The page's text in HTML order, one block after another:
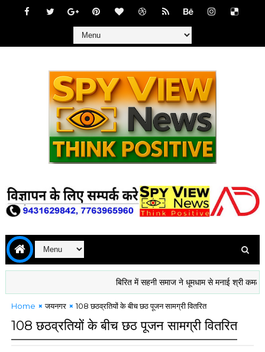
बिरित में सहनी समाज ने धूमधाम से मनाई श्री कमला पूजा :
Home जयनगर 108 छठव्रतियों के बीच छठ पूजन सामग्री वितरित
108 छठव्रतियों के बीच छठ पूजन सामग्री वितरित